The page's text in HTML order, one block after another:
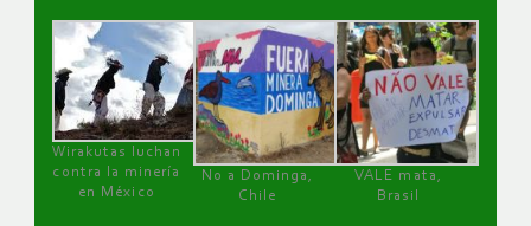
Wirakutas luchan
contra la minería
en México
No a Dominga,
Chile
VALE mata,
Brasil